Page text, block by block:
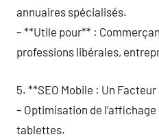
annuaires spécialisés.
– **Utile pour** :
professions libérales,
5. **SEO Mobile : Un
– Optimisation de
tablettes.